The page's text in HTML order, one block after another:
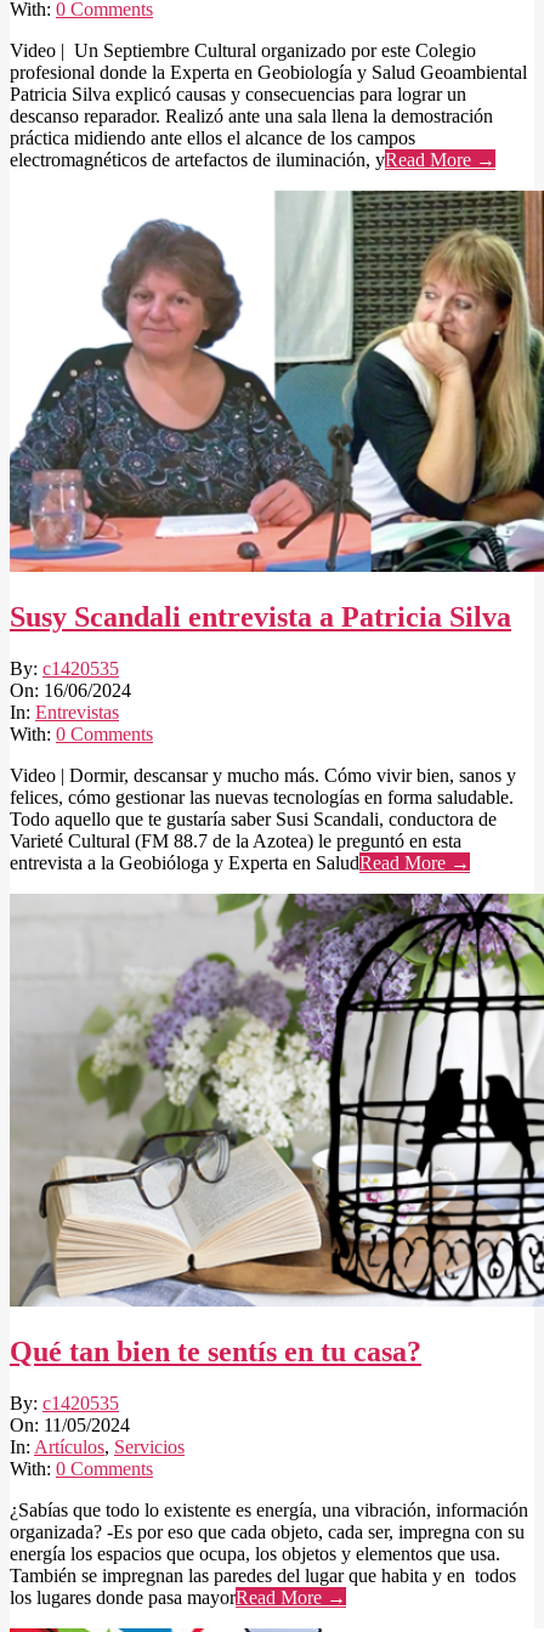
With: 0 Comments
Video | Un Septiembre Cultural organizado por este Colegio
profesional donde la Experta en Geobiología y Salud Geoambiental
Patricia Silva explicó causas y consecuencias para lograr un
descanso reparador. Realizó ante una sala llena la demostración
práctica midiendo ante ellos el alcance de los campos
electromagnéticos de artefactos de iluminación, yRead More →
Susy Scandali entrevista a Patricia Silva
2024-
06-
16
By: c1420535
On: 16/06/2024
In: Entrevistas
With: 0 Comments
Video | Dormir, descansar y mucho más. Cómo vivir bien, sanos y
felices, cómo gestionar las nuevas tecnologías en forma saludable.
Todo aquello que te gustaría saber Susi Scandali, conductora de
Varieté Cultural (FM 88.7 de la Azotea) le preguntó en esta
entrevista a la Geobióloga y Experta en SaludRead More →
Qué tan bien te sentís en tu casa?
2024-
05-
11
By: c1420535
On: 11/05/2024
In: Artículos, Servicios
With: 0 Comments
¿Sabías que todo lo existente es energía, una vibración, información
organizada? -Es por eso que cada objeto, cada ser, impregna con su
energía los espacios que ocupa, los objetos y elementos que usa.
También se impregnan las paredes del lugar que habita y en todos
los lugares donde pasa mayorRead More →